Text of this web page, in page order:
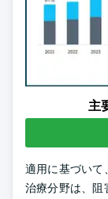
主
適用に基づいて
治療分野は、阻